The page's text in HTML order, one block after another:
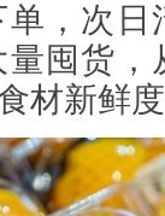
单，次
囤货，
材新鲜